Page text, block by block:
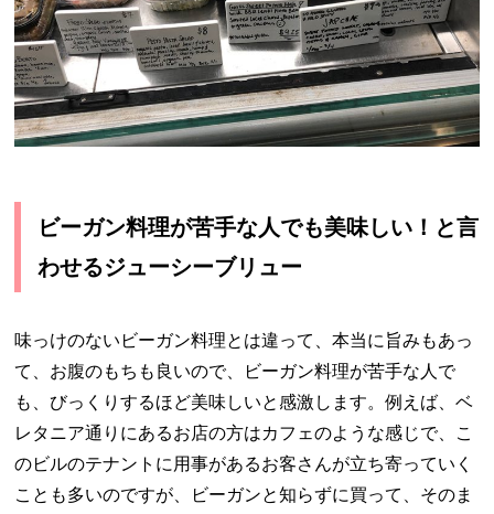
ビーガン料理が苦手な人でも美味しい！と言
わせるジューシーブリュー
味っけのないビーガン料理とは違って、本当に旨みもあっ
て、お腹のもちも良いので、ビーガン料理が苦手な人で
も、びっくりするほど美味しいと感激します。例えば、ベ
レタニア通りにあるお店の方はカフェのような感じで、こ
のビルのテナントに用事があるお客さんが立ち寄っていく
ことも多いのですが、ビーガンと知らずに買って、そのま